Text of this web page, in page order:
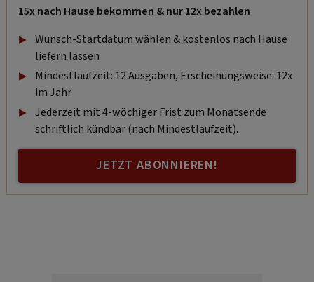
15x nach Hause bekommen & nur 12x bezahlen
Wunsch-Startdatum wählen & kostenlos nach Hause
liefern lassen
Mindestlaufzeit: 12 Ausgaben, Erscheinungsweise: 12x
im Jahr
Jederzeit mit 4-wöchiger Frist zum Monatsende
schriftlich kündbar (nach Mindestlaufzeit).
JETZT ABONNIEREN!